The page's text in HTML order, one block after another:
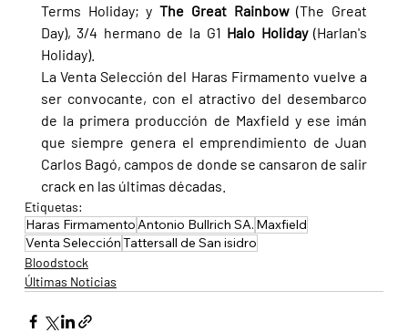
Terms Holiday; y The Great Rainbow (The Great
Day), 3/4 hermano de la G1 Halo Holiday (Harlan's
Holiday).
La Venta Selección del Haras Firmamento vuelve a
ser convocante, con el atractivo del desembarco
de la primera producción de Maxfield y ese imán
que siempre genera el emprendimiento de Juan
Carlos Bagó, campos de donde se cansaron de salir
crack en las últimas décadas.
Etiquetas:
Haras Firmamento Antonio Bullrich SA. Maxfield
Venta SelecciónTattersall de San isidro
Bloodstock
Últimas Noticias